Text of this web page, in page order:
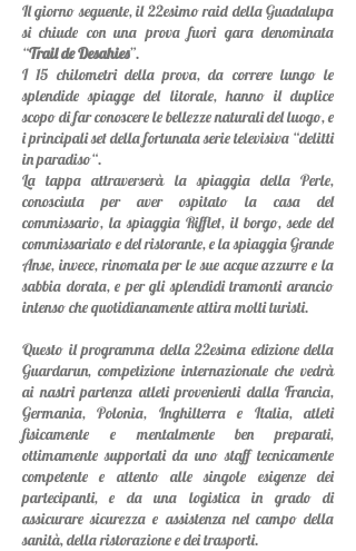
Il giorno seguente, il 22esimo raid della Guadalupa
si chiude con una prova fuori gara denominata
“Trail de Desahies”.
I 15 chilometri della prova, da correre lungo le
splendide spiagge del litorale, hanno il duplice
scopo difar conoscere le bellezze naturali del luogo, e
i principali set della fortunata serie televisiva “delitti
in paradiso“.
La tappa attraverserà la spiaggia della Perle,
conosciuta per aver ospitato la casa del
commissario, la spiaggia Rifflet, il borgo, sede del
commissariato e del ristorante, e la spiaggia Grande
Anse, invece,rinomata per le sue acque azzurre e la
sabbia dorata, e per gli splendidi tramonti arancio
intenso che quotidianamente attira molti turisti.
Questo il programma della 22esima edizione della
Guardarun, competizione internazionale che vedrà
ai nastri partenza atleti provenienti dalla Francia,
Germania, Polonia, Inghilterra e Italia, atleti
fisicamente e mentalmente ben preparati,
ottimamente supportati da uno staff tecnicamente
competente e attento alle singole esigenze dei
partecipanti, e da una logistica in grado di
assicurare sicurezza e assistenza nel campo della
sanità, della ristorazione e dei trasporti.